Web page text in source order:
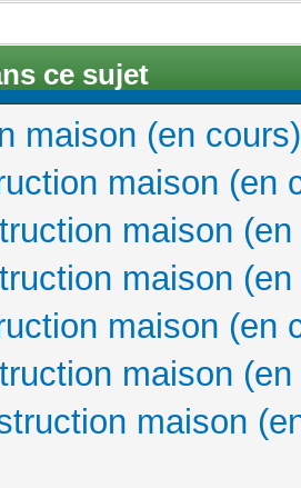
ce sujet
maison (en cours)
maison (en
maison
maison
maison (en
maison
maison